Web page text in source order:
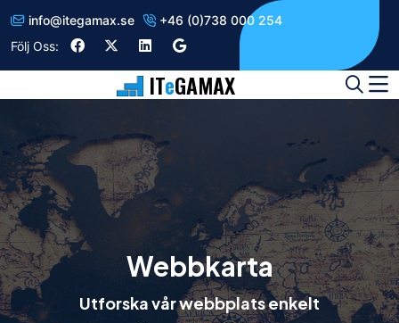
info@itegamax.se
+46 (0)738 000 254
Följ Oss:
ITeGAMAX
Webbkarta
Utforska vår webbplats enkelt